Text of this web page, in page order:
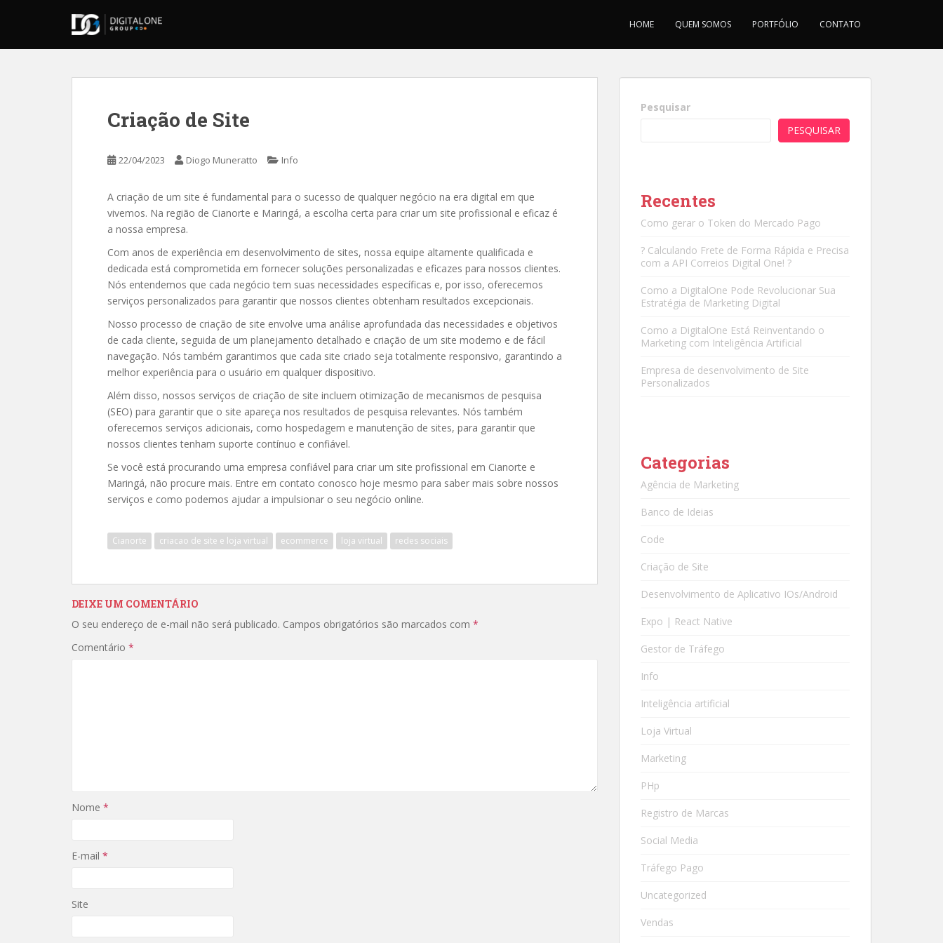
HOME QUEM SOMOS PORTFÓLIO CONTATO
Criação de Site
22/04/2023 Diogo Muneratto Info
A criação de um site é fundamental para o sucesso de qualquer negócio na era digital em que
vivemos. Na região de Cianorte e Maringá, a escolha certa para criar um site profissional e eficaz é
a nossa empresa.
Com anos de experiência em desenvolvimento de sites, nossa equipe altamente qualificada e
dedicada está comprometida em fornecer soluções personalizadas e eficazes para nossos clientes.
Nós entendemos que cada negócio tem suas necessidades específicas e, por isso, oferecemos
serviços personalizados para garantir que nossos clientes obtenham resultados excepcionais.
Nosso processo de criação de site envolve uma análise aprofundada das necessidades e objetivos
de cada cliente, seguida de um planejamento detalhado e criação de um site moderno e de fácil
navegação. Nós também garantimos que cada site criado seja totalmente responsivo, garantindo a
melhor experiência para o usuário em qualquer dispositivo.
Além disso, nossos serviços de criação de site incluem otimização de mecanismos de pesquisa
(SEO) para garantir que o site apareça nos resultados de pesquisa relevantes. Nós também
oferecemos serviços adicionais, como hospedagem e manutenção de sites, para garantir que
nossos clientes tenham suporte contínuo e confiável.
Se você está procurando uma empresa confiável para criar um site profissional em Cianorte e
Maringá, não procure mais. Entre em contato conosco hoje mesmo para saber mais sobre nossos
serviços e como podemos ajudar a impulsionar o seu negócio online.
Cianorte criacao de site e loja virtual ecommerce loja virtual redes sociais
DEIXE UM COMENTÁRIO
O seu endereço de e-mail não será publicado. Campos obrigatórios são marcados com *
Comentário *
Nome *
E-mail *
Site
Pesquisar
PESQUISAR
Recentes
Como gerar o Token do Mercado Pago
? Calculando Frete de Forma Rápida e Precisa
com a API Correios Digital One! ?
Como a DigitalOne Pode Revolucionar Sua
Estratégia de Marketing Digital
Como a DigitalOne Está Reinventando o
Marketing com Inteligência Artificial
Empresa de desenvolvimento de Site
Personalizados
Categorias
Agência de Marketing
Banco de Ideias
Code
Criação de Site
Desenvolvimento de Aplicativo IOs/Android
Expo | React Native
Gestor de Tráfego
Info
Inteligência artificial
Loja Virtual
Marketing
PHp
Registro de Marcas
Social Media
Tráfego Pago
Uncategorized
Vendas